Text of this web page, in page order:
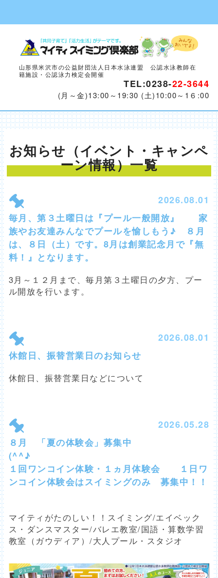
山形県米沢市の公益財団法人日本水泳連盟 公認水泳教師在
籍施設・公認泳力検定会開催
TEL:0238-22-3644
(月～金)13:00～19:30 (土)10:00～1６:00
お知らせ（イベント・キャンペ
ーン情報）一覧
2026.08.01
毎月、第３土曜日は『プール一般開放』 家
族やお友達みんなでプールを愉しもう♪ ８月
は、８日（土）です。8月は創業記念月で『無
料！』となります。
3月～１２月まで、毎月第３土曜日の夕方、プー
ル開放を行います。
2026.08.01
休館日、振替営業日のお知らせ
休館日、振替営業日などについて
2026.05.28
８月 「夏の体験会」募集中
１回ワンコイン体験・１ヵ月体験会 １日ワ
ンコイン体験会はスイミングのみ 募集中！！
マイティがたのしい！！スイミング/エイベック
ス・ダンスマスター/バレエ教室/国語・算数学習
教室（ガウディア）/大人プール・スタジオ